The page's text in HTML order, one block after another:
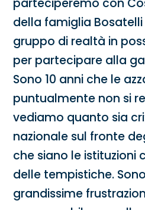
della famiglia
gruppo di realtà in
per partecipare alla
Sono 10 anni che le
puntualmente non si
vediamo quanto sia
nazionale sul fronte
che siano le istituzioni
delle tempistiche.
grandissime